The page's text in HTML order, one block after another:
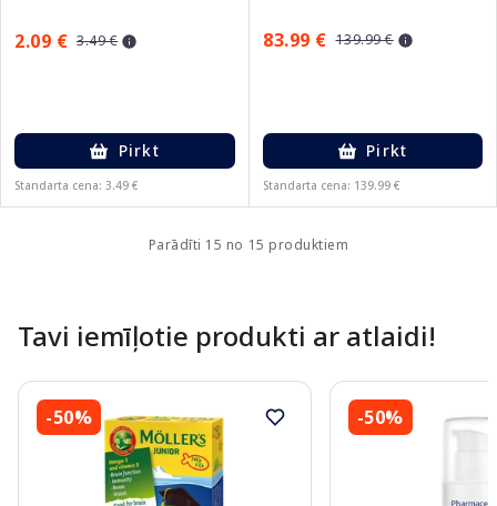
2.09 € 3.49 €
Pirkt
Standarta cena: 3.49 €
83.99 € 139.99 €
Pirkt
Standarta cena: 139.99 €
Parādīti 15 no 15 produktiem
Tavi iemīļotie produkti ar atlaidi!
-50% -50%